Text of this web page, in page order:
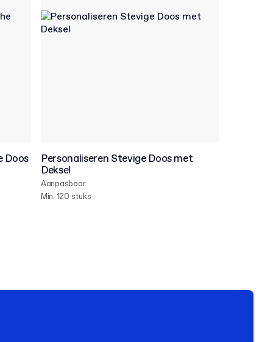
Doos
Personaliseren Stevige Doos met
Deksel
Aanpasbaar
Min. 120 stuks